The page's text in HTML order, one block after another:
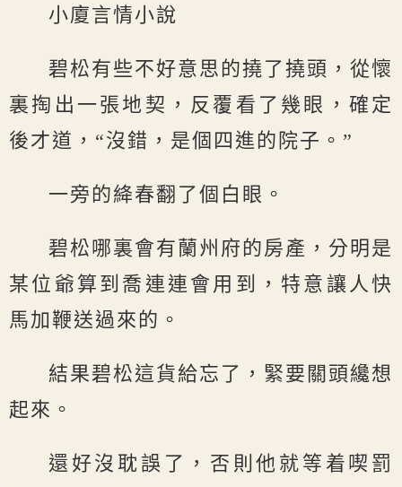
小廈言情小說
碧松有些不好意思的撓了撓頭，從懷
裏掏出一張地契，反覆看了幾眼，確定
後才道，“沒錯，是個四進的院子。”
一旁的絳春翻了個白眼。
碧松哪裏會有蘭州府的房產，分明是
某位爺算到喬連連會用到，特意讓人快
馬加鞭送過來的。
結果碧松這貨給忘了，緊要關頭纔想
起來。
還好沒耽誤了，否則他就等着喫罰